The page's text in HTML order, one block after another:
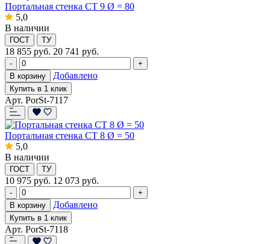
Портальная стенка СТ 9 Ø = 80
5,0
В наличии
ГОСТ ТУ
18 855 руб. 20 741 руб.
-
+
В корзину
Добавлено
Купить в 1 клик
Арт. PorSt-7117
Портальная стенка СТ 8 Ø = 50
5,0
В наличии
ГОСТ ТУ
10 975 руб. 12 073 руб.
-
+
В корзину
Добавлено
Купить в 1 клик
Арт. PorSt-7118